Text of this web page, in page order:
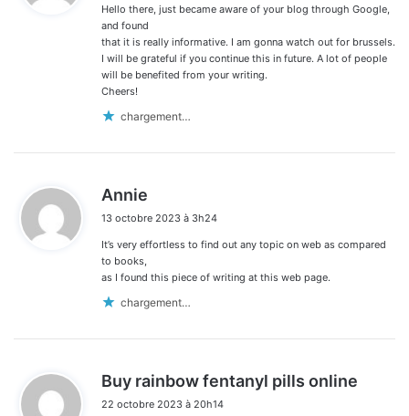
:
Hello there, just became aware of your blog through Google,
and found
that it is really informative. I am gonna watch out for brussels.
I will be grateful if you continue this in future. A lot of people
will be benefited from your writing.
Cheers!
chargement…
Annie
t
13 octobre 2023 à 3h24
It’s very effortless to find out any topic on web as compared
to books,
as I found this piece of writing at this web page.
chargement…
Buy rainbow fentanyl pills online
22 octobre 2023 à 20h14